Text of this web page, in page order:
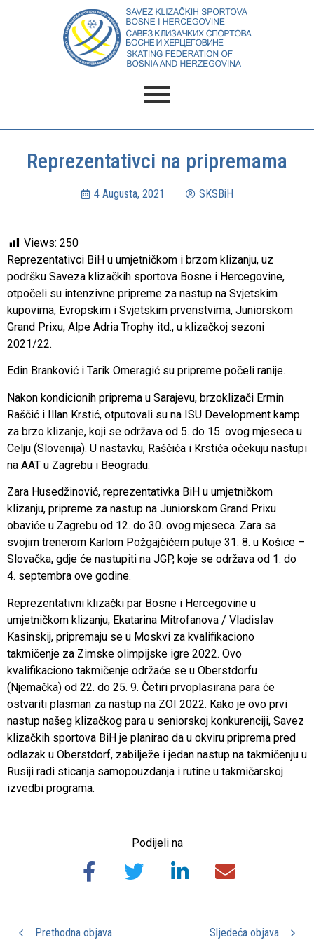
Reprezentativci na pripremama
4 Augusta, 2021 SKSBiH
Views: 250
Reprezentativci BiH u umjetničkom i brzom klizanju, uz
podršku Saveza klizačkih sportova Bosne i Hercegovine,
otpočeli su intenzivne pripreme za nastup na Svjetskim
kupovima, Evropskim i Svjetskim prvenstvima, Juniorskom
Grand Prixu, Alpe Adria Trophy itd., u klizačkoj sezoni
2021/22.
Edin Branković i Tarik Omeragić su pripreme počeli ranije.
Nakon kondicionih priprema u Sarajevu, brzoklizači Ermin
Raščić i Illan Krstić, otputovali su na ISU Development kamp
za brzo klizanje, koji se održava od 5. do 15. ovog mjeseca u
Celju (Slovenija). U nastavku, Raščića i Krstića očekuju nastupi
na AAT u Zagrebu i Beogradu.
Zara Husedžinović, reprezentativka BiH u umjetničkom
klizanju, pripreme za nastup na Juniorskom Grand Prixu
obaviće u Zagrebu od 12. do 30. ovog mjeseca. Zara sa
svojim trenerom Karlom Požgajčićem putuje 31. 8. u Košice –
Slovačka, gdje će nastupiti na JGP, koje se održava od 1. do
4. septembra ove godine.
Reprezentativni klizački par Bosne i Hercegovine u
umjetničkom klizanju, Ekatarina Mitrofanova / Vladislav
Kasinskij, pripremaju se u Moskvi za kvalifikaciono
takmičenje za Zimske olimpijske igre 2022. Ovo
kvalifikaciono takmičenje održaće se u Oberstdorfu
(Njemačka) od 22. do 25. 9. Četiri prvoplasirana para će
ostvariti plasman za nastup na ZOI 2022. Kako je ovo prvi
nastup našeg klizačkog para u seniorskoj konkurenciji, Savez
klizačkih sportova BiH je planirao da u okviru priprema pred
odlazak u Oberstdorf, zabilježe i jedan nastup na takmičenju u
Rusiji radi sticanja samopouzdanja i rutine u takmičarskoj
izvedbi programa.
Podijeli na
Prethodna objava Sljedeća objava